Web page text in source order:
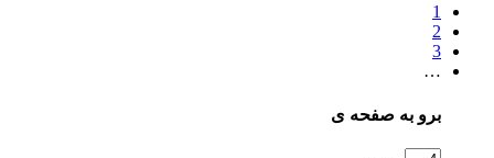
1
2
3
…
برو به صفحه ی